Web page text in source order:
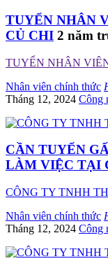
TUYỂN NHÂN
CỦ CHI 2 năm
TUYỂN NHÂN
Nhân viên chính thức
Tháng 12, 2024 Công
CẦN TUYỂN
LÀM VIỆC TẠI
CÔNG TY TNHH
Nhân viên chính thức
Tháng 12, 2024 Công